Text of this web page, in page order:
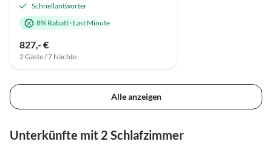
Schnellantworter
8% Rabatt· Last Minute
827,- €
2 Gäste / 7 Nächte
Alle anzeigen
Unterkünfte mit 2 Schlafzimmer